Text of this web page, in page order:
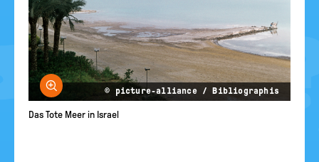
Bild vergrößern
© picture-alliance / Bibliographis
Das Tote Meer in Israel